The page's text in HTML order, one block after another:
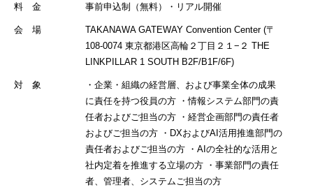
料 金 事前申込制（無料）・リアル開催
会 場
TAKANAWA GATEWAY Convention Center (〒
108-0074 東京都港区高輪２丁目２１−２ THE
LINKPILLAR 1 SOUTH B2F/B1F/6F)
対 象
・企業・組織の経営層、および事業全体の成果
に責任を持つ役員の方 ・情報システム部門の責
任者およびご担当の方 ・経営企画部門の責任者
およびご担当の方 ・DXおよびAI活用推進部門の
責任者およびご担当の方 ・AIの全社的な活用と
社内定着を推進する立場の方 ・事業部門の責任
者、管理者、システムご担当の方